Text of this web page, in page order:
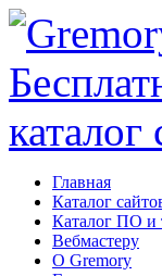
Главная
Каталог
Каталог ПО и
Вебмастеру
О Gremory